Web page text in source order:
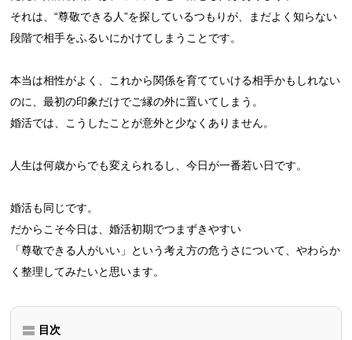
それは、“尊敬できる人”を探しているつもりが、まだよく知らない
段階で相手をふるいにかけてしまうことです。
本当は相性がよく、これから関係を育てていける相手かもしれない
のに、最初の印象だけでご縁の外に置いてしまう。
婚活では、こうしたことが意外と少なくありません。
人生は何歳からでも変えられるし、今日が一番若い日です。
婚活も同じです。
だからこそ今日は、婚活初期でつまずきやすい
「尊敬できる人がいい」という考え方の危うさについて、やわらか
く整理してみたいと思います。
目次